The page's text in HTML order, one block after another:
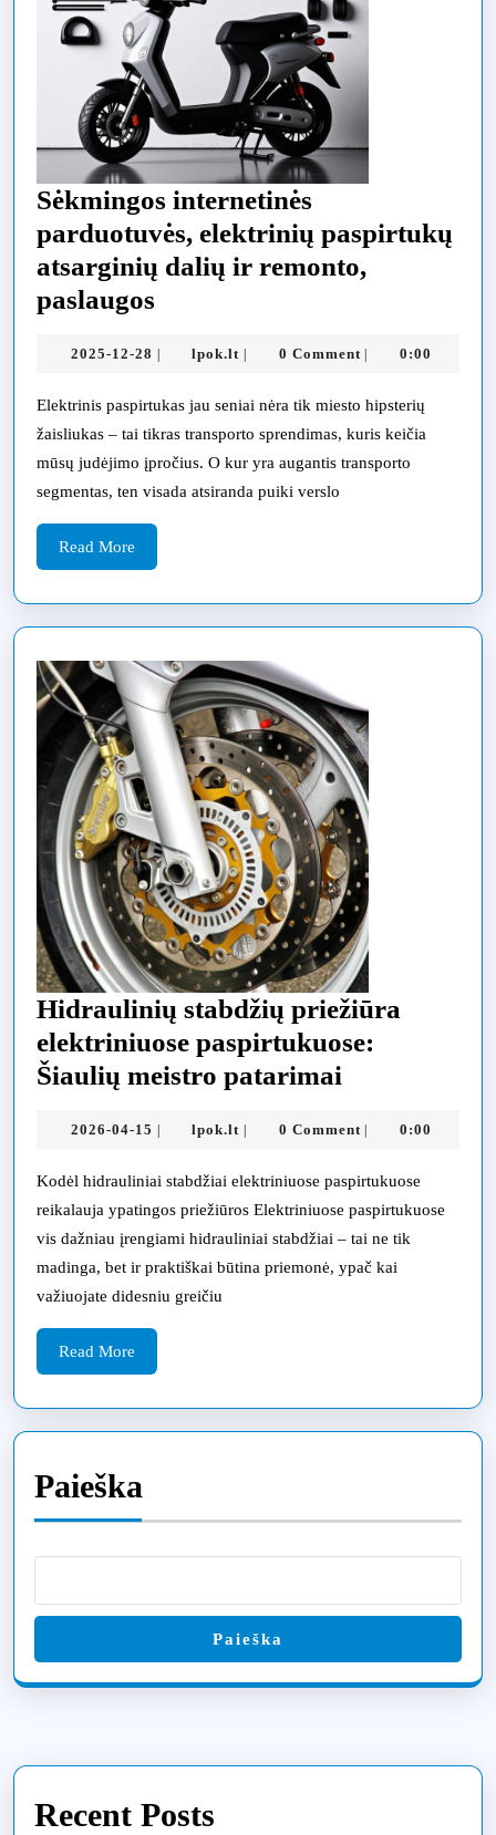
Sėkmingos internetinės
parduotuvės, elektrinių paspirtukų
atsarginių dalių ir remonto,
paslaugos
parduotuvės,
elektrinių
paspirtukų
atsarginių
dalių
ir
remonto,
paslaugos
2025-12-28 2025-lpok.lt lpok.lt0 Comment 0:00
Elektrinis paspirtukas jau seniai nėra tik miesto hipsterių
žaisliukas – tai tikras transporto sprendimas, kuris keičia
mūsų judėjimo įpročius. O kur yra augantis transporto
segmentas, ten visada atsiranda puiki verslo
Read More
More
Hidraulinių stabdžių priežiūra
elektriniuose paspirtukuose:
Šiaulių meistro patarimai
priežiūra
elektriniuose
Šiaulių
meistro
2026-04-15 2026-lpok.lt lpok.lt0 Comment 0:00
Kodėl hidrauliniai stabdžiai elektriniuose paspirtukuose
reikalauja ypatingos priežiūros Elektriniuose paspirtukuose
vis dažniau įrengiami hidrauliniai stabdžiai – tai ne tik
madinga, bet ir praktiškai būtina priemonė, ypač kai
važiuojate didesniu greičiu
Read More
More
Paieška
Paieška
Recent Posts